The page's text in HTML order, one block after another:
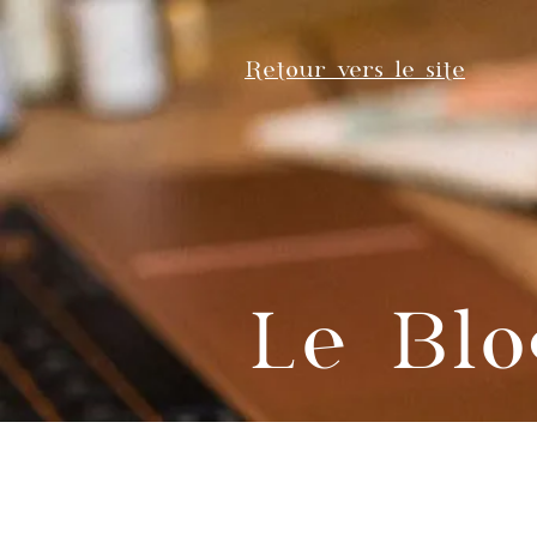
Retour vers le site
Le